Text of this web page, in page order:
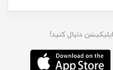
دنبال کنید!